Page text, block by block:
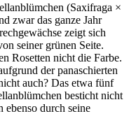
(Saxifraga ×
zwar das ganze Jahr
zeigt sich
seiner grünen Seite.
Rosetten nicht die Farbe.
der panaschierten
auch? Das etwa fünf
besticht nicht
ebenso durch seine